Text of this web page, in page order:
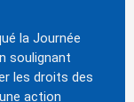
la Journée
soulignant
les droits des
action